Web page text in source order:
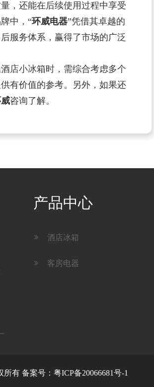
还能在后续使用过程中享受
中，“环威电器”凭借其卓越的
服务体系，赢得了市场的广泛
小冰箱时，需综合考虑多个
有价值的参考。另外，如果还
咨询了解。
产品中心
 酒店冰箱
 客房电器
所有 备案号：粤ICP备20066681号-1